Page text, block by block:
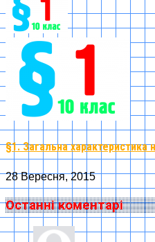
§1. Загальна характеристика
28 Вересня, 2015
Останні коментарі